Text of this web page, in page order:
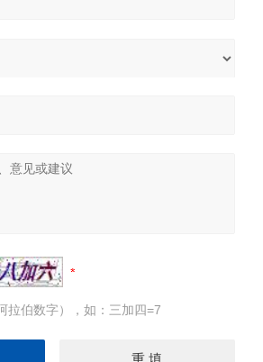
拉伯数字），如：三加四=7